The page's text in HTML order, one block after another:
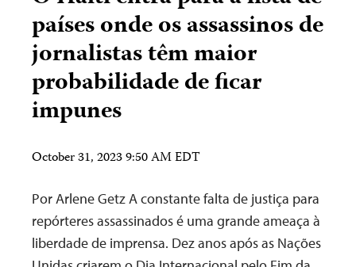
países onde os assassinos de
jornalistas têm maior
probabilidade de ficar
impunes
October 31, 2023 9:50 AM EDT
Por Arlene Getz A constante falta de justiça para
repórteres assassinados é uma grande ameaça à
liberdade de imprensa. Dez anos após as Nações